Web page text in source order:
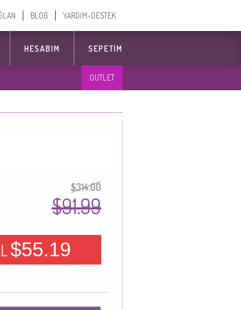
BLOG YARDIM-DESTEK
HESABIM SEPETIM
OUTLET
$314.00
$91.99
$55.19